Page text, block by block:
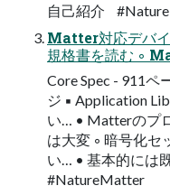
自己紹介
Matter対応デバ
規格書を読む ◦
Core Spec - 911ペ
ジ ▪ Application
い… • Matterのプ
は大変 ◦ 暗号化セ
い… • 基本的には
#NatureMatter